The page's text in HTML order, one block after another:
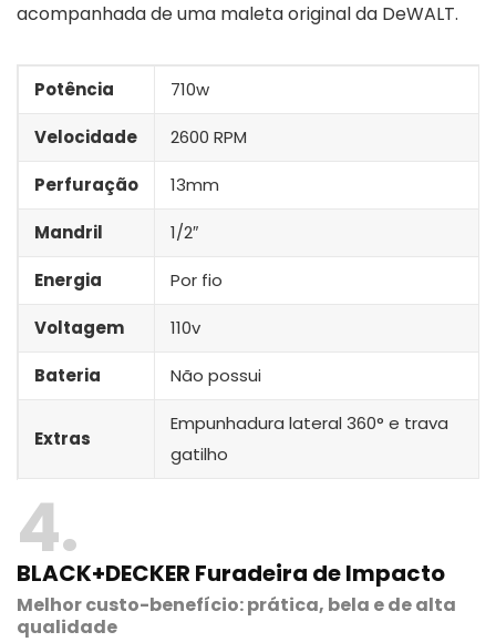
acompanhada de uma maleta original da DeWALT.
Potência 710w
Velocidade 2600 RPM
Perfuração 13mm
Mandril 1/2″
Energia Por fio
Voltagem 110v
Bateria Não possui
Extras
Empunhadura lateral 360° e trava
gatilho
4
BLACK+DECKER Furadeira de Impacto
Melhor custo-benefício: prática, bela e de alta
qualidade